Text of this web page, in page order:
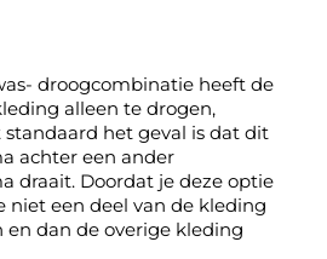
droogcombinatie heeft de
alleen te drogen,
het geval is dat dit
achter een ander
draait. Doordat je deze optie
niet een deel van de kleding
en dan de overige kleding